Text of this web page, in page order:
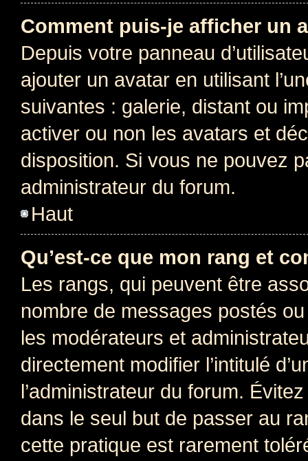
Comment puis-je afficher un
Depuis votre panneau
ajouter un avatar en utilisant
suivantes : galerie, distant ou
activer ou non les avatars et
disposition. Si vous ne pouvez
administrateur du forum.
Haut
Qu’est-ce que mon rang et
Les rangs, qui peuvent être
nombre de messages postés
les modérateurs et
directement modifier l’intitulé
l’administrateur du forum.
dans le seul but de passer au
cette pratique est rarement